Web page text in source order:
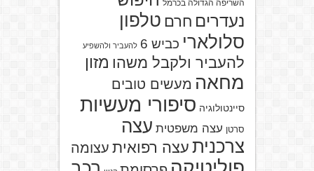
השריפה הגדולה בכרמל
נעדרים חרם טלפון
סלולארי כביש 6 להעביר ולהשפיע
להעביר ולקבל משהו מזון
מחאה מעשים טובים
סיינטולוגיה סיפורי מעשיות
סרטן עצה משפטית עצה
צרכנית עצה רפואית עצומה